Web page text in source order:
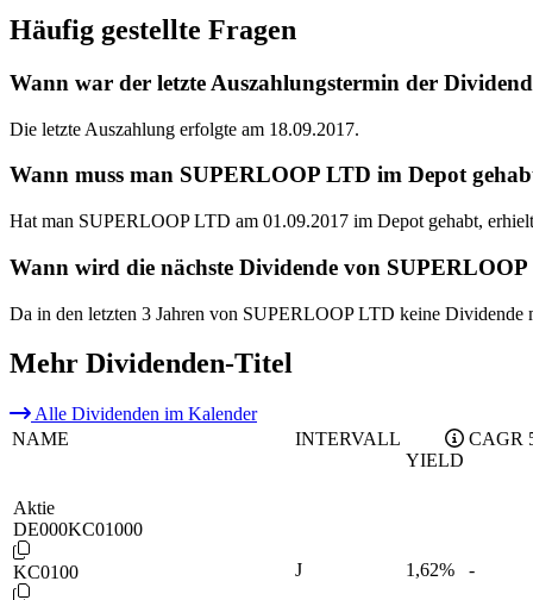
Häufig gestellte Fragen
Wann war der letzte Auszahlungstermin der
Die letzte Auszahlung erfolgte am 18.09.2017.
Wann muss man SUPERLOOP LTD im Depot
Hat man SUPERLOOP LTD am 01.09.2017 im Depot gehabt,
Wann wird die nächste Dividende von
Da in den letzten 3 Jahren von SUPERLOOP LTD keine
Mehr Dividenden-Titel
Alle Dividenden im Kalender
NAME
INTERVALL
YIELD
CAGR
Aktie
DE000KC01000
KC0100 J 1,62% -